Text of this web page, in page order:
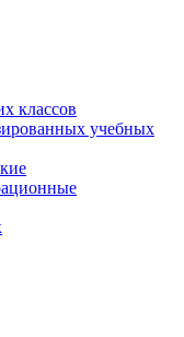
классов
учебных